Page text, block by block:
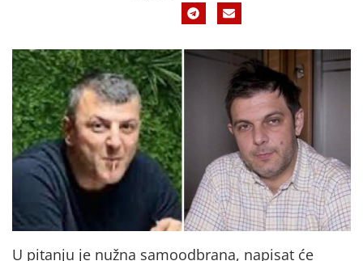
U pitanju je nužna samoodbrana, napisat će